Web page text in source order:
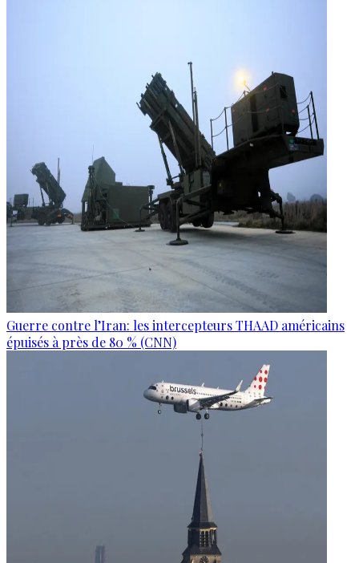
Guerre contre l’Iran: les intercepteurs THAAD américains
épuisés à près de 80 % (CNN)